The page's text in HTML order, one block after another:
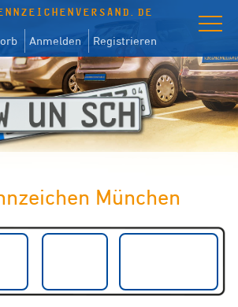
Anmelden Registrieren
München